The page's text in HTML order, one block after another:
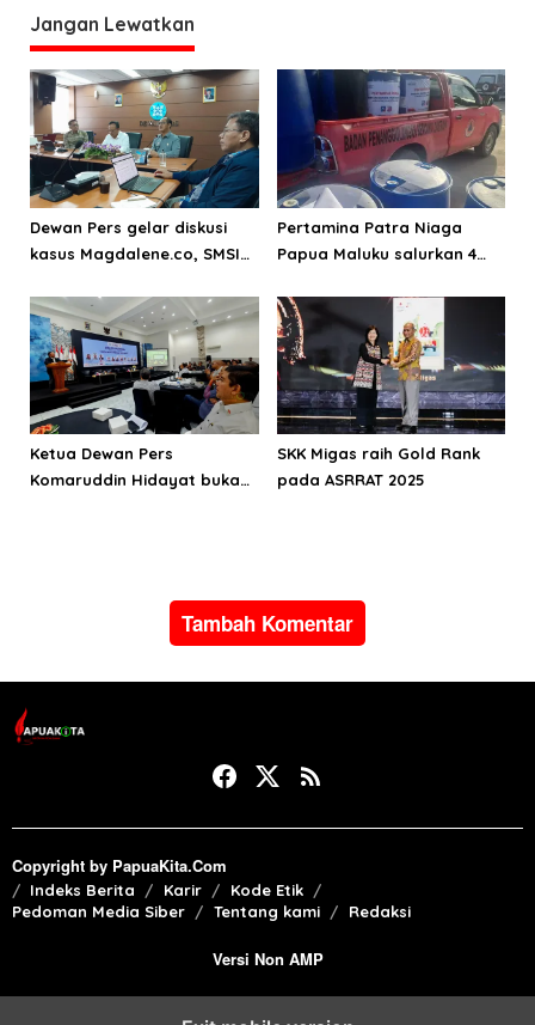
Jangan Lewatkan
Dewan Pers gelar diskusi
kasus Magdalene.co, SMSI
mekanisme sengketa
jurnalistik
Pertamina Patra Niaga
Papua Maluku salurkan 4
pemulihan banjir dan
longsor di Halmahera Utara
Ketua Dewan Pers
Komaruddin Hidayat buka
SKK Migas raih Gold Rank
pada ASRRAT 2025
Tambah Komentar
Copyright by PapuaKita.Com
Indeks Berita Karir
Kode Etik
Pedoman Media Siber
Tentang kami Redaksi
Versi Non AMP